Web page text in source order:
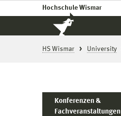
Hochschule Wismar
HS Wismar University
Konferenzen &
Fachveranstaltungen